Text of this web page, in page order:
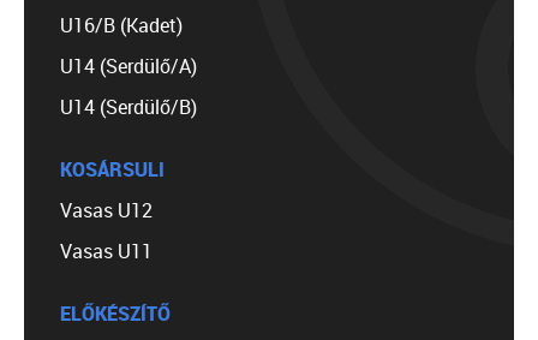
U16/B (Kadet)
U14 (Serdülő/A)
U14 (Serdülő/B)
KOSÁRSULI
Vasas U12
Vasas U11
ELŐKÉSZÍTŐ